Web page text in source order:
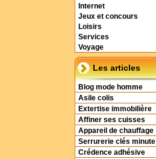
Internet
Jeux et concours
Loisirs
Services
Voyage
Les articles
Blog mode homme
Asile colis
Extertise immobilière
Affiner ses cuisses
Appareil de chauffage
Serrurerie clés minute
Crédence adhésive